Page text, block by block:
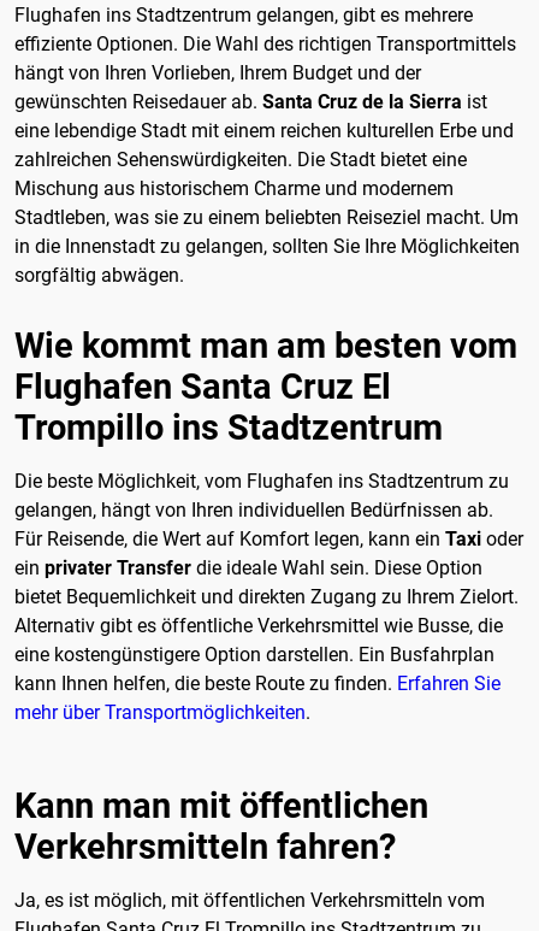
Flughafen ins Stadtzentrum gelangen, gibt es mehrere
effiziente Optionen. Die Wahl des richtigen Transportmittels
hängt von Ihren Vorlieben, Ihrem Budget und der
gewünschten Reisedauer ab. Santa Cruz de la Sierra ist
eine lebendige Stadt mit einem reichen kulturellen Erbe und
zahlreichen Sehenswürdigkeiten. Die Stadt bietet eine
Mischung aus historischem Charme und modernem
Stadtleben, was sie zu einem beliebten Reiseziel macht. Um
in die Innenstadt zu gelangen, sollten Sie Ihre Möglichkeiten
sorgfältig abwägen.
Wie kommt man am besten vom
Flughafen Santa Cruz El
Trompillo ins Stadtzentrum
Die beste Möglichkeit, vom Flughafen ins Stadtzentrum zu
gelangen, hängt von Ihren individuellen Bedürfnissen ab.
Für Reisende, die Wert auf Komfort legen, kann ein Taxi oder
ein privater Transfer die ideale Wahl sein. Diese Option
bietet Bequemlichkeit und direkten Zugang zu Ihrem Zielort.
Alternativ gibt es öffentliche Verkehrsmittel wie Busse, die
eine kostengünstigere Option darstellen. Ein Busfahrplan
kann Ihnen helfen, die beste Route zu finden. Erfahren Sie
mehr über Transportmöglichkeiten.
Kann man mit öffentlichen
Verkehrsmitteln fahren?
Ja, es ist möglich, mit öffentlichen Verkehrsmitteln vom